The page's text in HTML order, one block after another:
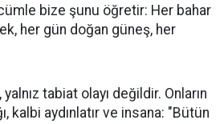
bize şunu öğretir: Her bahar
her gün doğan güneş, her
tabiat olayı değildir. Onların
kalbi aydınlatır ve insana: "Bütün